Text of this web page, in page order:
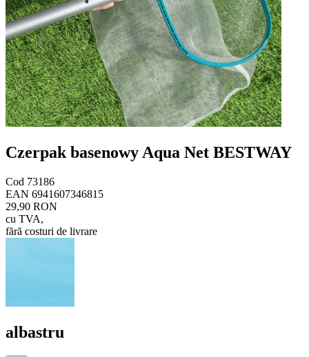
Czerpak basenowy Aqua Net BESTWAY
Cod 73186
EAN 6941607346815
29,90 RON
cu TVA,
fără costuri de livrare
albastru